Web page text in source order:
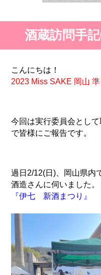
酒蔵訪問手
こんにちは！
2023 Miss SAKE 岡山
今回は実行委員会とし
で皆様にご報告です。
過日2/12(日)、岡山県内
酒造さんに伺いました。
『伊七 新酒まつり』